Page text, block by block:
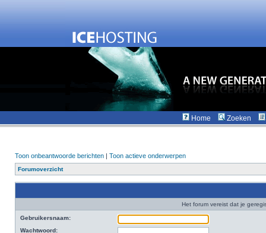
Home Zoeken
Toon onbeantwoorde berichten | Toon actieve onderwerpen
Forumoverzicht
Het forum vereist dat je
Gebruikersnaam:
Wachtwoord: